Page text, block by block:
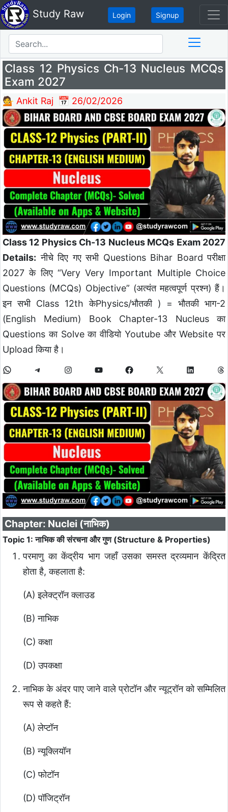
Study Raw Login Signup
Class 12 Physics Ch-13 Nucleus MCQs
Exam 2027
💁 Ankit Raj 📅 26/02/2026
Class 12 Physics Ch-13 Nucleus MCQs Exam 2027
Details: नीचे दिए गए सभी Questions Bihar Board परीक्षा
2027 के लिए “Very Very Important Multiple Choice
Questions (MCQs) Objective” (अत्यंत महत्वपूर्ण प्रश्न) हैं।
इन सभी Class 12th केPhysics/भौतकी ) = भौतकी भाग-2
(English Medium) Book Chapter-13 Nucleus का
Questions का Solve का वीडियो Youtube और Website पर
Upload किया है।
Chapter: Nuclei (नाभिक)
Topic 1: नाभिक की संरचना और गुण (Structure & Properties)
परमाणु का केंद्रीय भाग जहाँ उसका समस्त द्रव्यमान केंद्रित
होता है, कहलाता है:
(A) इलेक्ट्रॉन क्लाउड
(B) नाभिक
(C) कक्षा
(D) उपकक्षा
नाभिक के अंदर पाए जाने वाले प्रोटॉन और न्यूट्रॉन को सम्मिलित
रूप से कहते हैं:
(A) लेप्टॉन
(B) न्यूक्लियॉन
(C) फोटॉन
(D) पॉजिट्रॉन